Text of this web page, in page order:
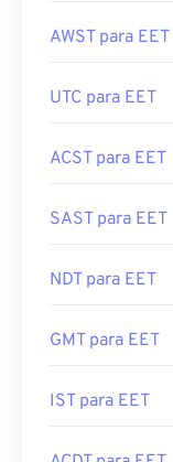
AWST para EET
UTC para EET
ACST para EET
SAST para EET
NDT para EET
GMT para EET
IST para EET